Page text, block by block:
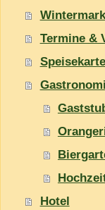
Termine &
Speisekarte
Hotel